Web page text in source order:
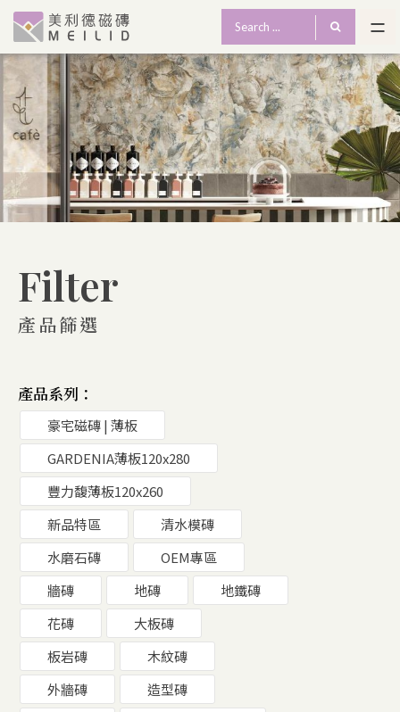
Filter
產品篩選
產品系列：
豪宅磁磚 | 薄板
GARDENIA薄板120x280
豐力馥薄板120x260
新品特區
清水模磚
水磨石磚
OEM專區
牆磚
地磚
地鐵磚
花磚
大板磚
板岩磚
木紋磚
外牆磚
造型磚